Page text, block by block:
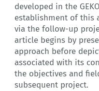
developed in the
establishment of this
via the follow-up
article begins by
approach before
associated with its
the objectives and
subsequent project.